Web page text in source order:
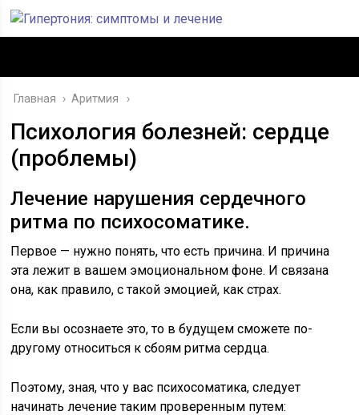
Главная › Аритмия
Психология болезней: сердце
(проблемы)
Лечение нарушения сердечного
ритма по психосоматике.
Первое — нужно понять, что есть причина. И причина
эта лежит в вашем эмоциональном фоне. И связана
она, как правило, с такой эмоцией, как страх.
Если вы осознаете это, то в будущем сможете по-
другому относиться к сбоям ритма сердца.
Поэтому, зная, что у вас психосоматика, следует
начинать лечение таким проверенным путем: